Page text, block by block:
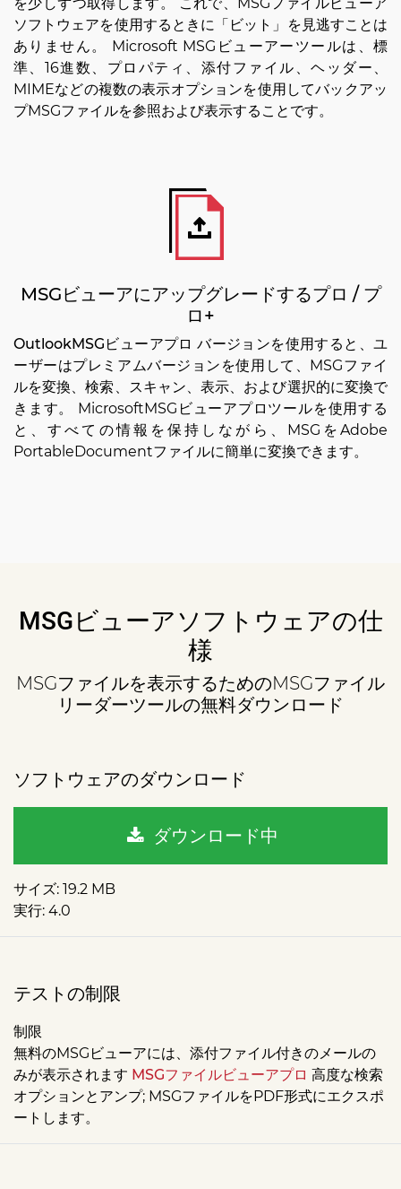
ソフトウェアを使用するときに 「ビット」
を見逃すことは
ありません。 Microsoft MSGビューアーツールは、標
準、16進数、プロパティ、添付ファイル、ヘッダー、
MIMEなどの複数の表示オプションを使用してバックアッ
プMSGファイルを参照および表示することです。
MSGビューアにアップグレードするプロ / プ
ロ+
OutlookMSGビューアプロバージョンを使用すると、ユ
ーザーはプレミアムバージョンを使用して、MSGファイ
ルを変換、検索、スキャン、表示、および選択的に変換で
きます。 MicrosoftMSGビューアプロツールを使用する
と、すべての情報を保持しながら、MSGをAdobe
PortableDocumentファイルに簡単に変換できます。
MSGビューアソフトウェアの仕
様
MSGファイルを表示するためのMSGファイル
リーダーツールの無料ダウンロード
ソフトウェアのダウンロード
ダウンロード中
サイズ: 19.2 MB
実行: 4.0
テストの制限
制限
無料のMSGビューアには、添付ファイル付きのメールの
みが表示されます MSGファイルビューアプロ 高度な検索
オプションとアンプ; MSGファイルをPDF形式にエクスポ
ートします。